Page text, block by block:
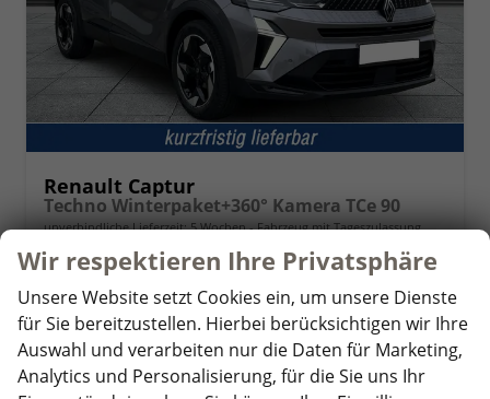
Renault Captur
Techno Winterpaket+360° Kamera TCe 90
unverbindliche Lieferzeit:5 Wochen Fahrzeug mit Tageszulassung
Fahrzeugnr. 358716 GetriebeSchaltgetriebe
Kraftstoff Benzin Außenfarbe
Stahl-Grau + Black-Pearl-Schwarz
Leistung
67 kW (91 PS) Kilometerstand 15 km
20.03.2026
Wir respektieren Ihre Privatsphäre
Unsere Website setzt Cookies ein, um unsere Dienste
für Sie bereitzustellen. Hierbei berücksichtigen wir Ihre
Auswahl und verarbeiten nur die Daten für Marketing,
Analytics und Personalisierung, für die Sie uns Ihr